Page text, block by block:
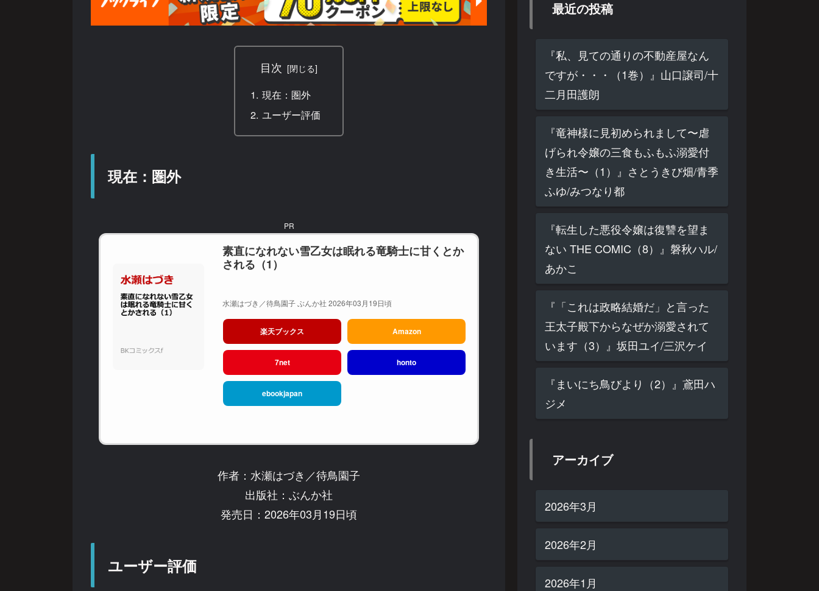
目次
現在：圏外
ユーザー評価
現在：圏外
PR
素直になれない雪乙女は眠れる竜騎士に甘くとか
される（1）
水瀬はづき／待鳥園子 ぶんか社 2026年03月19日頃
楽天ブックス Amazon
7net honto
ebookjapan
作者：水瀬はづき／待鳥園子
出版社：ぶんか社
発売日：2026年03月19日頃
ユーザー評価
最近の投稿
『私、見ての通りの不動産屋なん
ですが・・・（1巻）』山口譲司/十
二月田護朗
『竜神様に見初められまして〜虐
げられ令嬢の三食もふもふ溺愛付
き生活〜（1）』さとうきび畑/青季
ふゆ/みつなり都
『転生した悪役令嬢は復讐を望ま
ない THE COMIC（8）』磐秋ハル/
あかこ
『「これは政略結婚だ」と言った
王太子殿下からなぜか溺愛されて
います（3）』坂田ユイ/三沢ケイ
『まいにち鳥びより（2）』鳶田ハ
ジメ
アーカイブ
2026年3月
2026年2月
2026年1月